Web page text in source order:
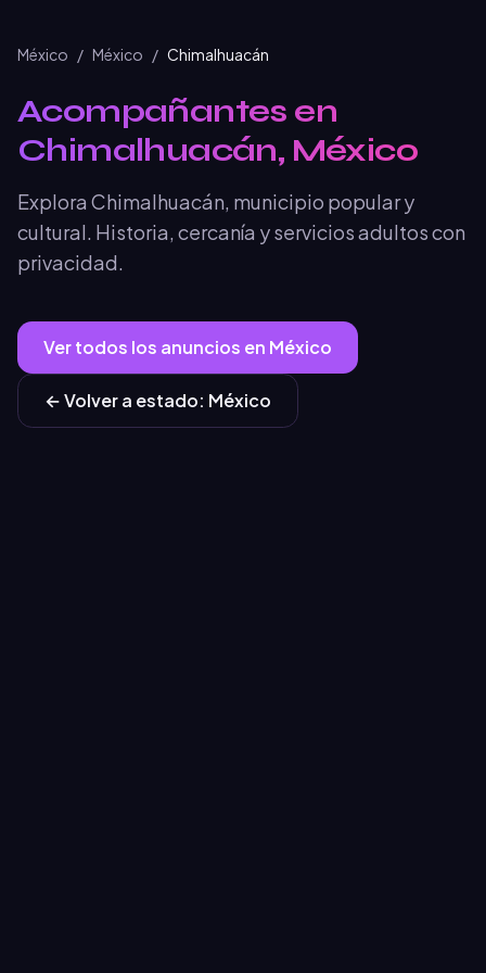
México / México / Chimalhuacán
Acompañantes en
Chimalhuacán, México
Explora Chimalhuacán, municipio popular y
cultural. Historia, cercanía y servicios adultos con
privacidad.
Ver todos los anuncios en México
← Volver a estado: México